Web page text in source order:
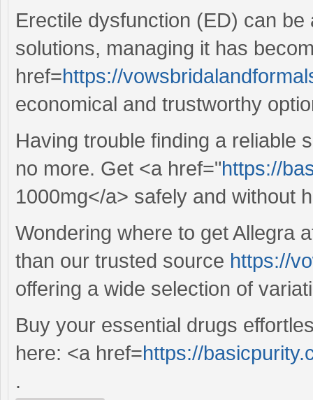
Erectile dysfunction (ED) can
solutions, managing it has
href=https://
economical and trustworthy
Having trouble finding a reliable
no more. Get <a href="https://
1000mg</a> safely and without
Wondering where to get Allegra
than our trusted source https://
offering a wide selection of
Buy your essential drugs
here: <a href=https://
.